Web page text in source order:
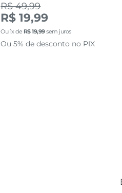
R$ 49,99
R$ 19,99
Ou1x de R$19,99sem juros
Ou 5% de desconto no PIX